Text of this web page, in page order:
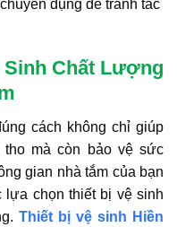
dụng để tránh tắc
Sinh Chất Lượng
cách không chỉ giúp
tho mà còn bảo vệ sức
gian nhà tắm của bạn
lựa chọn thiết bị vệ sinh
Thiết bị vệ sinh Hiền